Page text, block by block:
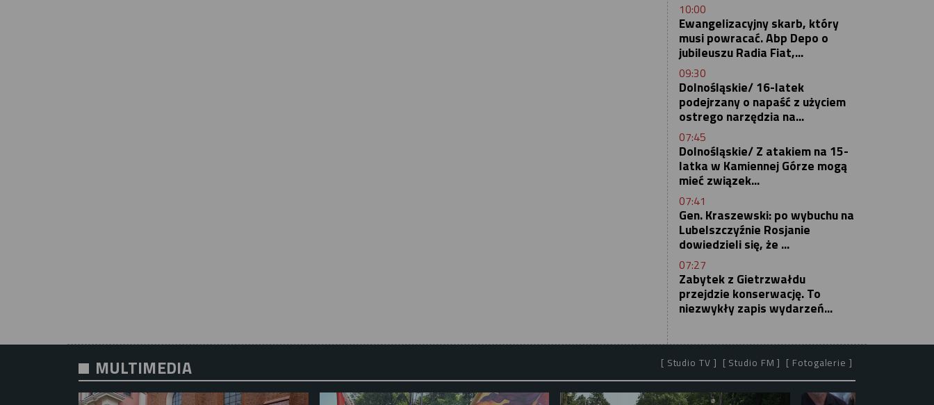
10:00
Ewangelizacyjny skarb, który
musi powracać. Abp Depo o
jubileuszu Radia Fiat,...
09:30
Dolnośląskie/ 16-latek
podejrzany o napaść z użyciem
ostrego narzędzia na...
07:45
Dolnośląskie/ Z atakiem na 15-
latka w Kamiennej Górze mogą
mieć związek...
07:41
Gen. Kraszewski: po wybuchu na
Lubelszczyźnie Rosjanie
dowiedzieli się, że ...
07:27
Zabytek z Gietrzwałdu
przejdzie konserwację. To
niezwykły zapis wydarzeń...
MULTIMEDIA [ Studio TV ] [ Studio FM ] [ Fotogalerie ]